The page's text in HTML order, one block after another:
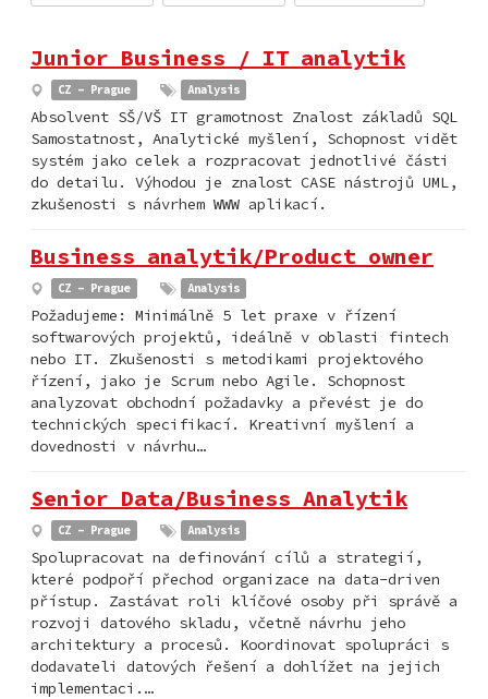
Junior Business / IT analytik
CZ - Prague Analysis
Absolvent SŠ/VŠ IT gramotnost Znalost základů SQL
Samostatnost, Analytické myšlení, Schopnost vidět
systém jako celek a rozpracovat jednotlivé části
do detailu. Výhodou je znalost CASE nástrojů UML,
zkušenosti s návrhem WWW aplikací.
Business analytik/Product owner
CZ - Prague Analysis
Požadujeme: Minimálně 5 let praxe v řízení
softwarových projektů, ideálně v oblasti fintech
nebo IT. Zkušenosti s metodikami projektového
řízení, jako je Scrum nebo Agile. Schopnost
analyzovat obchodní požadavky a převést je do
technických specifikací. Kreativní myšlení a
dovednosti v návrhu…
Senior Data/Business Analytik
CZ - Prague Analysis
Spolupracovat na definování cílů a strategií,
které podpoří přechod organizace na data-driven
přístup. Zastávat roli klíčové osoby při správě a
rozvoji datového skladu, včetně návrhu jeho
architektury a procesů. Koordinovat spolupráci s
dodavateli datových řešení a dohlížet na jejich
implementaci.…